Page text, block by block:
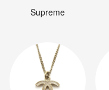
Supreme